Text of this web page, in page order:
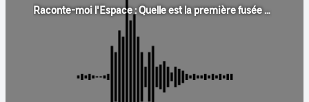
Raconte-moi l'Espace : Quelle est la première fusée qui a existé au monde ?